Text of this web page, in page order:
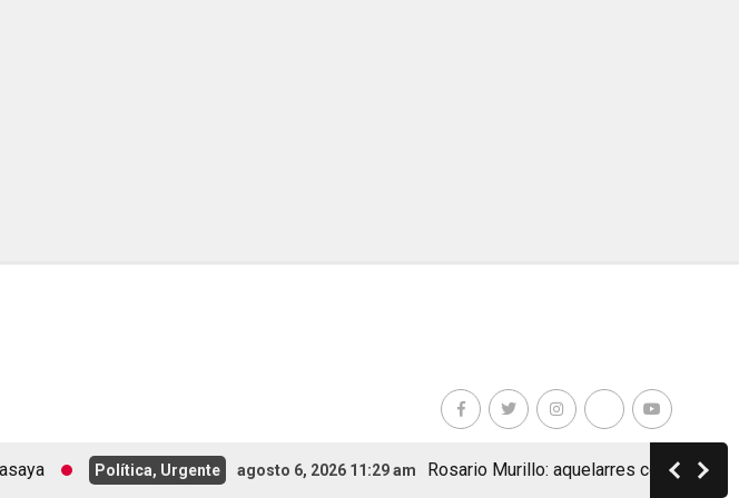
Política, Urgente agosto 6, 2026 11:29 am Rosario Murillo: aquelarres con ministros,